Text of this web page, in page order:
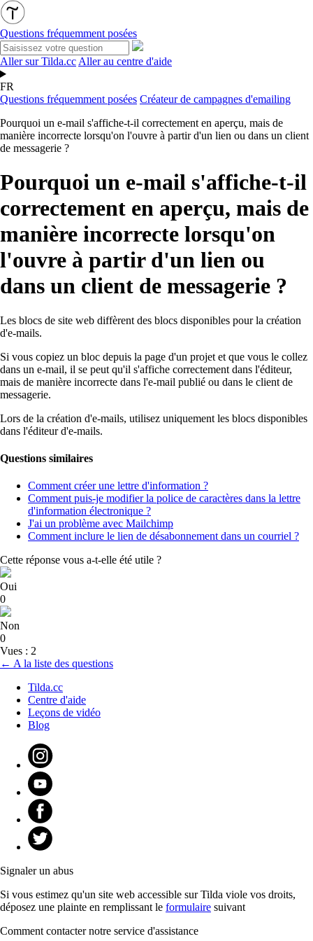
Questions fréquemment posées
Aller sur Tilda.cc Aller au centre d'aide
FR
Questions fréquemment posées Créateur de campagnes d'emailing
Pourquoi un e-mail s'affiche-t-il correctement en aperçu, mais de
manière incorrecte lorsqu'on l'ouvre à partir d'un lien ou dans un client
de messagerie ?
Pourquoi un e-mail s'affiche-t-il
correctement en aperçu, mais de
manière incorrecte lorsqu'on
l'ouvre à partir d'un lien ou
dans un client de messagerie ?
Les blocs de site web diffèrent des blocs disponibles pour la création
d'e-mails.
Si vous copiez un bloc depuis la page d'un projet et que vous le collez
dans un e-mail, il se peut qu'il s'affiche correctement dans l'éditeur,
mais de manière incorrecte dans l'e-mail publié ou dans le client de
messagerie.
Lors de la création d'e-mails, utilisez uniquement les blocs disponibles
dans l'éditeur d'e-mails.
Questions similaires
Comment créer une lettre d'information ?
Comment puis-je modifier la police de caractères dans la lettre
d'information électronique ?
J'ai un problème avec Mailchimp
Comment inclure le lien de désabonnement dans un courriel ?
Cette réponse vous a-t-elle été utile ?
Oui
0
Non
0
Vues : 2
← A la liste des questions
Tilda.cc
Centre d'aide
Leçons de vidéo
Blog
Signaler un abus
Si vous estimez qu'un site web accessible sur Tilda viole vos droits,
déposez une plainte en remplissant le formulaire suivant
Comment contacter notre service d'assistance